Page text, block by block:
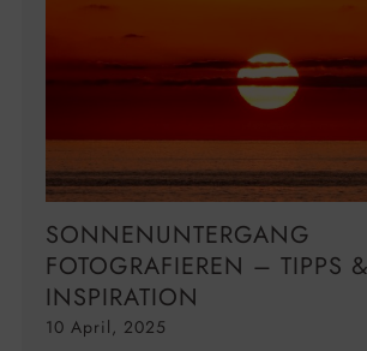
SONNENUNTERGANG
FOTOGRAFIEREN – TIPPS &
INSPIRATION
10 April, 2025